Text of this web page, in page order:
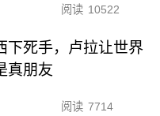
阅读 10522
下死手，卢拉让世界
真朋友
阅读 7714